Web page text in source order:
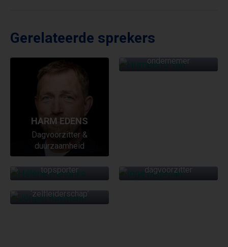
Gerelateerde sprekers
HARM EDENS
Dagvoorzitter &
duurzaamheid
HUMBERTO TAN
ondernemer
HÉLÈNE HENDRIKS
Tv Presentatrice en oud
topsporter
dagvoorzitter
JÖRGEN RAYMANN
Goed en verstandig
‘zelfleiderschap’